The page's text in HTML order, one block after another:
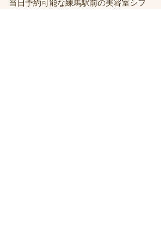
当日予約可能な練馬駅前の美容室シフ